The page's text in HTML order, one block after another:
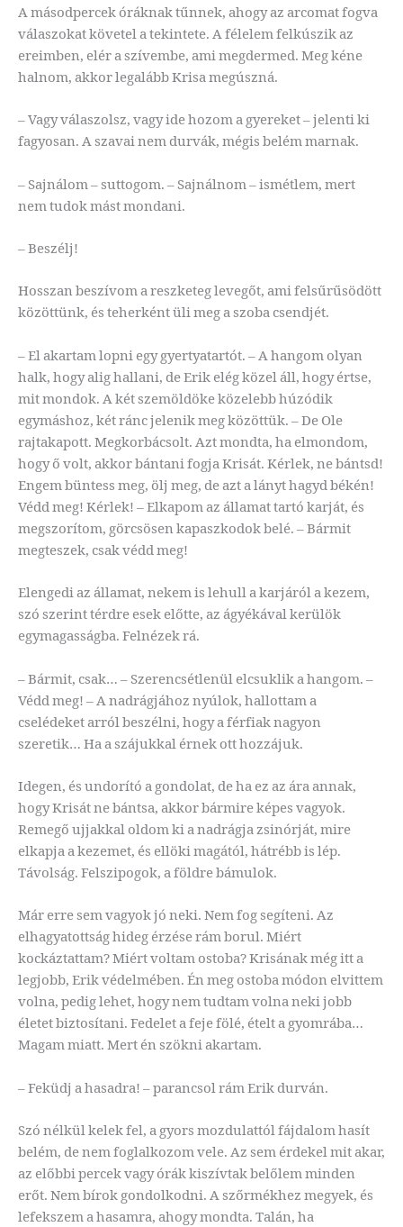
A másodpercek óráknak tűnnek, ahogy az arcomat fogva
válaszokat követel a tekintete. A félelem felkúszik az
ereimben, elér a szívembe, ami megdermed. Meg kéne
halnom, akkor legalább Krisa megúszná.
– Vagy válaszolsz, vagy ide hozom a gyereket – jelenti ki
fagyosan. A szavai nem durvák, mégis belém marnak.
– Sajnálom – suttogom. – Sajnálnom – ismétlem, mert
nem tudok mást mondani.
– Beszélj!
Hosszan beszívom a reszketeg levegőt, ami felsűrűsödött
közöttünk, és teherként üli meg a szoba csendjét.
– El akartam lopni egy gyertyatartót. – A hangom olyan
halk, hogy alig hallani, de Erik elég közel áll, hogy értse,
mit mondok. A két szemöldöke közelebb húzódik
egymáshoz, két ránc jelenik meg közöttük. – De Ole
rajtakapott. Megkorbácsolt. Azt mondta, ha elmondom,
hogy ő volt, akkor bántani fogja Krisát. Kérlek, ne bántsd!
Engem büntess meg, ölj meg, de azt a lányt hagyd békén!
Védd meg! Kérlek! – Elkapom az államat tartó karját, és
megszorítom, görcsösen kapaszkodok belé. – Bármit
megteszek, csak védd meg!
Elengedi az államat, nekem is lehull a karjáról a kezem,
szó szerint térdre esek előtte, az ágyékával kerülök
egymagasságba. Felnézek rá.
– Bármit, csak… – Szerencsétlenül elcsuklik a hangom. –
Védd meg! – A nadrágjához nyúlok, hallottam a
cselédeket arról beszélni, hogy a férfiak nagyon
szeretik… Ha a szájukkal érnek ott hozzájuk.
Idegen, és undorító a gondolat, de ha ez az ára annak,
hogy Krisát ne bántsa, akkor bármire képes vagyok.
Remegő ujjakkal oldom ki a nadrágja zsinórját, mire
elkapja a kezemet, és ellöki magától, hátrébb is lép.
Távolság. Felszipogok, a földre bámulok.
Már erre sem vagyok jó neki. Nem fog segíteni. Az
elhagyatottság hideg érzése rám borul. Miért
kockáztattam? Miért voltam ostoba? Krisának még itt a
legjobb, Erik védelmében. Én meg ostoba módon elvittem
volna, pedig lehet, hogy nem tudtam volna neki jobb
életet biztosítani. Fedelet a feje fölé, ételt a gyomrába…
Magam miatt. Mert én szökni akartam.
– Feküdj a hasadra! – parancsol rám Erik durván.
Szó nélkül kelek fel, a gyors mozdulattól fájdalom hasít
belém, de nem foglalkozom vele. Az sem érdekel mit akar,
az előbbi percek vagy órák kiszívtak belőlem minden
erőt. Nem bírok gondolkodni. A szőrmékhez megyek, és
lefekszem a hasamra, ahogy mondta. Talán, ha